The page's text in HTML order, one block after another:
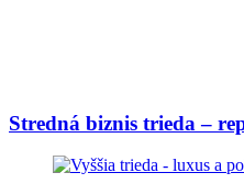
Stredná biznis trieda –